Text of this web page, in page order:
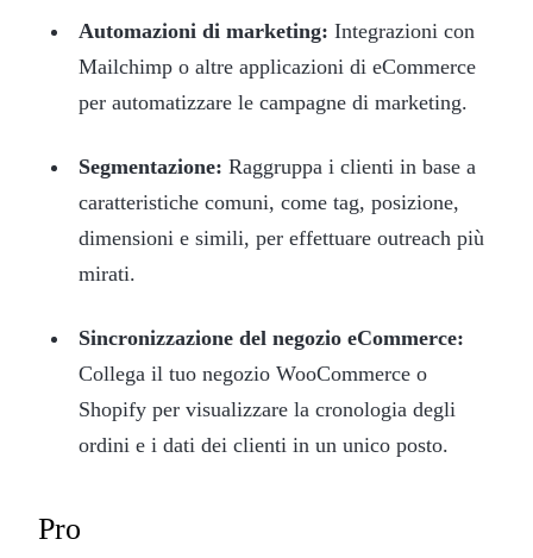
Automazioni di marketing: Integrazioni con
Mailchimp o altre applicazioni di eCommerce
per automatizzare le campagne di marketing.
Segmentazione: Raggruppa i clienti in base a
caratteristiche comuni, come tag, posizione,
dimensioni e simili, per effettuare outreach più
mirati.
Sincronizzazione del negozio eCommerce:
Collega il tuo negozio WooCommerce o
Shopify per visualizzare la cronologia degli
ordini e i dati dei clienti in un unico posto.
Pro